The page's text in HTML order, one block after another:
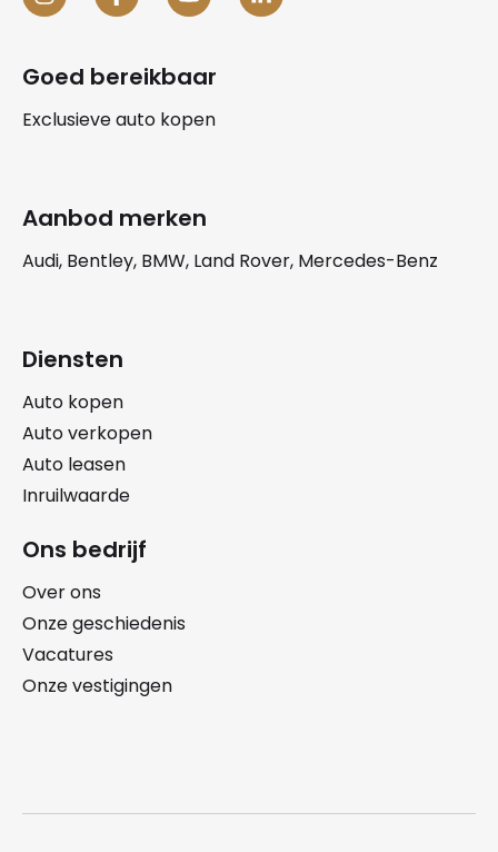
Goed bereikbaar
Exclusieve auto kopen
Aanbod merken
Audi, Bentley, BMW, Land Rover, Mercedes-Benz
Diensten
Auto kopen
Auto verkopen
Auto leasen
Inruilwaarde
Ons bedrijf
Over ons
Onze geschiedenis
Vacatures
Onze vestigingen